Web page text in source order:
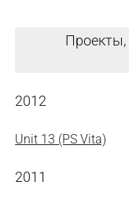
2012
Unit 13 (PS Vita)
2011